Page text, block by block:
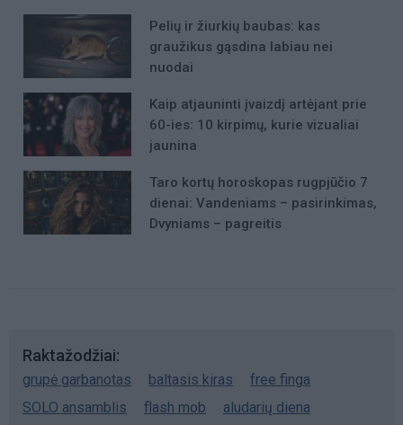
Pelių ir žiurkių baubas: kas
graužikus gąsdina labiau nei
nuodai
Kaip atjauninti įvaizdį artėjant prie
60-ies: 10 kirpimų, kurie vizualiai
jaunina
Taro kortų horoskopas rugpjūčio 7
dienai: Vandeniams – pasirinkimas,
Dvyniams – pagreitis
Raktažodžiai
grupė garbanotas baltasis kiras
free finga
SOLO ansamblis
flash mob
aludarių diena